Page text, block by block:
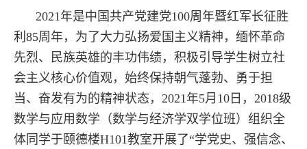
2021年是中国共产党建党100周年暨红军长征胜
利85周年，为了大力弘扬爱国主义精神，缅怀革命
先烈、民族英雄的丰功伟绩，积极引导学生树立社
会主义核心价值观，始终保持朝气蓬勃、勇于担
当、奋发有为的精神状态，2021年5月10日，2018级
数学与应用数学（数学与经济学双学位班）组织全
体同学于颐德楼H101教室开展了“学党史、强信念、